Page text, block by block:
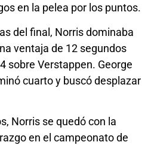
en la pelea por los puntos.
del final, Norris dominaba
ventaja de 12 segundos
sobre Verstappen. George
cuarto y buscó desplazar
Norris se quedó con la
en el campeonato de